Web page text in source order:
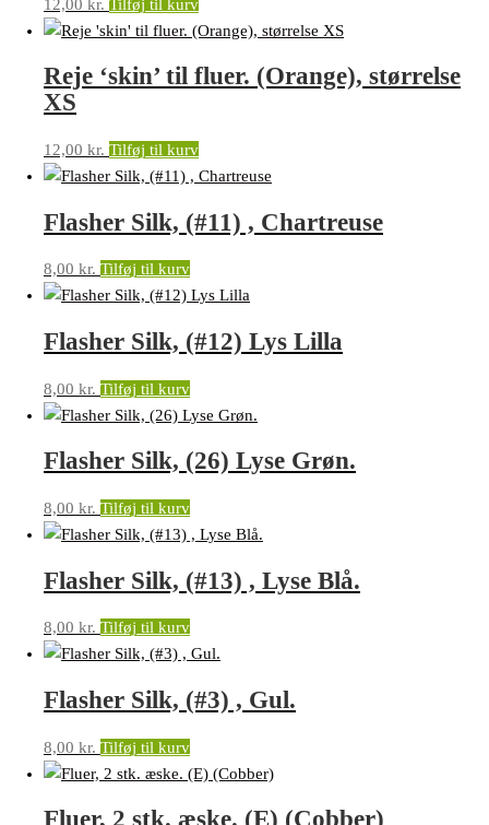
12,00 kr. Tilføj til kurv
Reje ‘skin’ til fluer. (Orange), størrelse
XS
12,00 kr. Tilføj til kurv
Flasher Silk, (#11) , Chartreuse
8,00 kr. Tilføj til kurv
Flasher Silk, (#12) Lys Lilla
8,00 kr. Tilføj til kurv
Flasher Silk, (26) Lyse Grøn.
8,00 kr. Tilføj til kurv
Flasher Silk, (#13) , Lyse Blå.
8,00 kr. Tilføj til kurv
Flasher Silk, (#3) , Gul.
8,00 kr. Tilføj til kurv
Fluer, 2 stk. æske. (E) (Cobber)